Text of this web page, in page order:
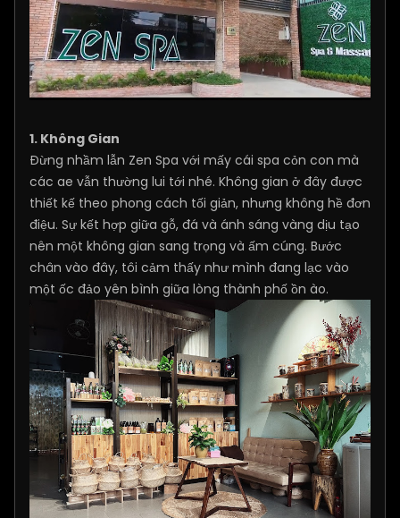
1. Không Gian
Đừng nhầm lẫn Zen Spa với mấy cái spa cỏn con mà
các ae vẫn thường lui tới nhé. Không gian ở đây được
thiết kế theo phong cách tối giản, nhưng không hề đơn
điệu. Sự kết hợp giữa gỗ, đá và ánh sáng vàng dịu tạo
nên một không gian sang trọng và ấm cúng. Bước
chân vào đây, tôi cảm thấy như mình đang lạc vào
một ốc đảo yên bình giữa lòng thành phố ồn ào.